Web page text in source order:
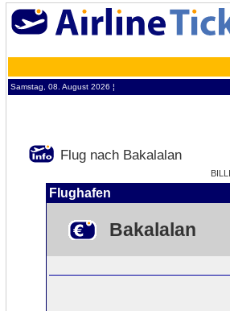
Samstag, 08. August 2026 ¦
Flug nach Bakalalan
Flughafen
Bakalalan